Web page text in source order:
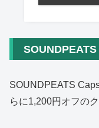
SOUNDPEATS
らに1,200円オフの